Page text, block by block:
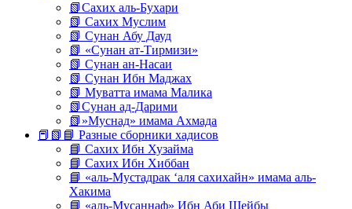
📗Сахих аль-Бухари
📗 Сахих Муслим
📗 Сунан Абу Дауд
📗 «Сунан ат-Тирмизи»
📗 Сунан ан-Насаи
📗 Сунан Ибн Маджах
📗 Муватта имама Малика
📗Сунан ад-Дарими
📗»Муснад» имама Ахмада
📕📗📘 Разные сборники хадисов
📘 Сахих Ибн Хузайма
📘 Сахих Ибн Хиббан
📘 «аль-Мустадрак ‘аля сахихайн» имама аль-
Хакима
📘 «аль-Мусаннаф» Ибн Аби Шейбы